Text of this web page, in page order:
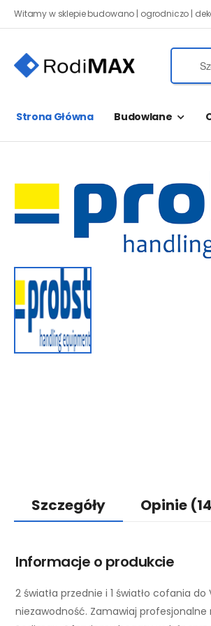
Witamy w sklepie budowano | ogrodniczo |
Strona Główna Budowlane
Szczegóły Opinie
Informacje o produkcie
2 światła przednie i 1 światło cofania do
niezawodność. Zamawiaj